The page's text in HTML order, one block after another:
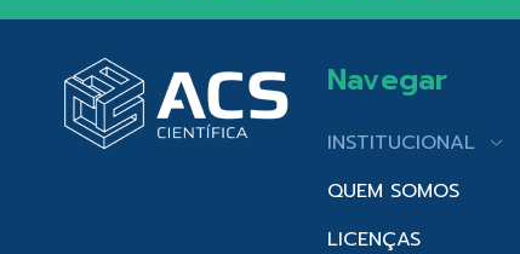
Navegar
INSTITUCIONAL
QUEM SOMOS
LICENÇAS